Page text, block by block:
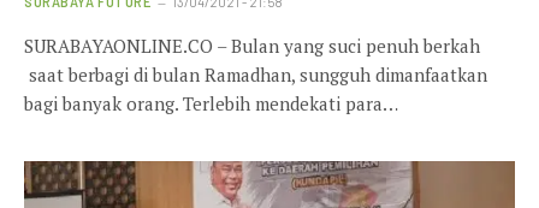
SURABAYAONLINE.CO – Bulan yang suci penuh berkah
saat berbagi di bulan Ramadhan, sungguh dimanfaatkan
bagi banyak orang. Terlebih mendekati para…